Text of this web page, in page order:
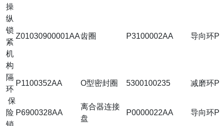
操
纵
锁
紧
机
构
Z01030900001AA齿圈 P3100002AA 导向环
隔
环
P1100352AA O型密封圈 5300100235 减磨环
保
险 P6900328AA
离合器连接
盘
P0000022AA 导向环